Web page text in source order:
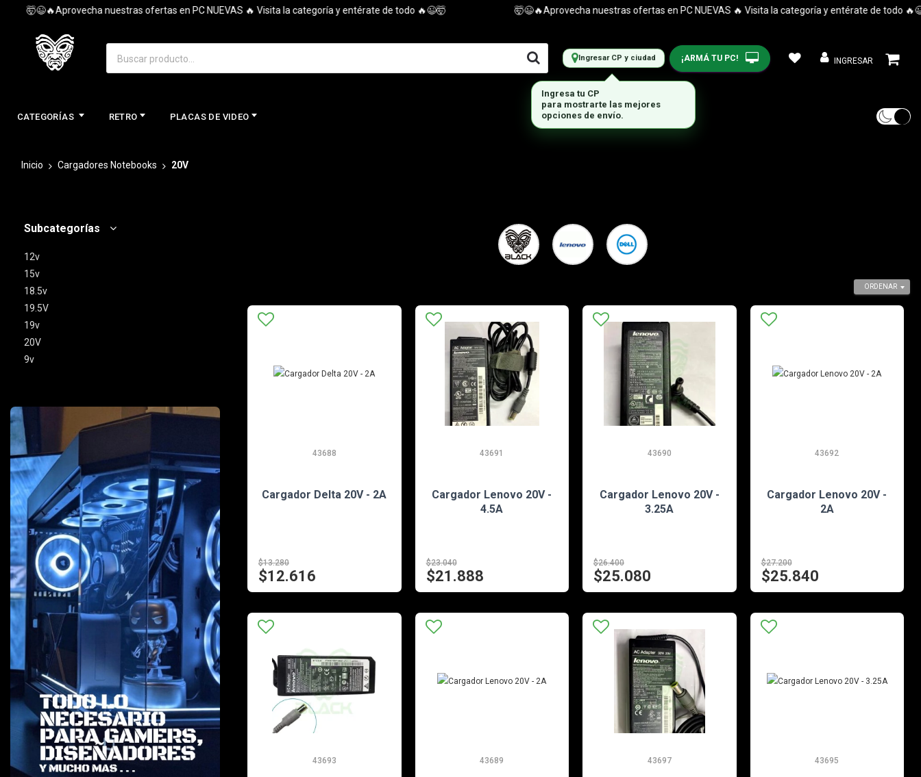
🤯😉🔥Aprovecha nuestras ofertas en PC NUEVAS 🔥 Visita la categoría y entérate de todo 🔥😉🤯 🤯😉🔥Aprovecha nuestras ofertas en PC NUEVAS 🔥 Visita la categoría y entérate de todo 🔥😉🤯
Ingresar CP y ciudad ¡ARMÁ TU PC! INGRESAR
CATEGORÍAS RETRO PLACAS DE VIDEO
Inicio Cargadores Notebooks 20V
Subcategorías
12v
15v
18.5v
19.5V
19v
20V
9v
ORDENAR
43688
Cargador Delta 20V - 2A
$13.280
$12.616
43691
Cargador Lenovo 20V -
4.5A
$23.040
$21.888
43690
Cargador Lenovo 20V -
3.25A
$26.400
$25.080
43692
Cargador Lenovo 20V -
2A
$27.200
$25.840
43693 43689 43697 43695